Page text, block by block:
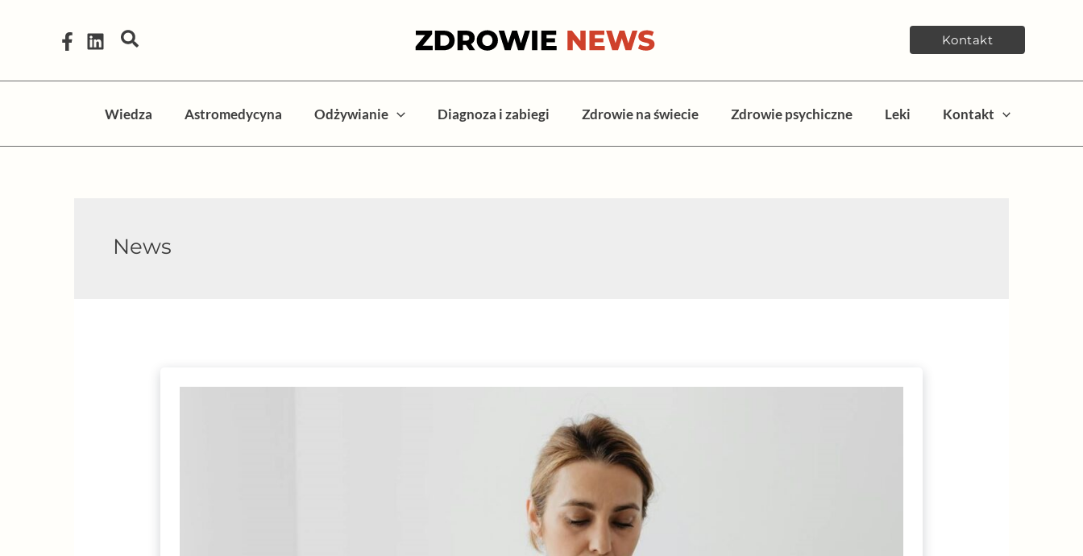
Szukaj Kontakt
Wiedza Astromedycyna Odżywianie Diagnoza i zabiegi Zdrowie na świecie Zdrowie psychiczne Leki Kontakt
News